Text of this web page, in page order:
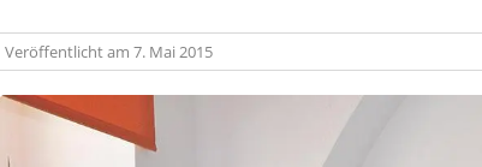
Veröffentlicht am 7. Mai 2015